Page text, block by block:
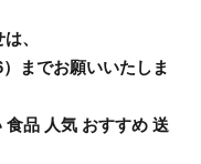
、
までお願いいたしま
品 人気 おすすめ 送